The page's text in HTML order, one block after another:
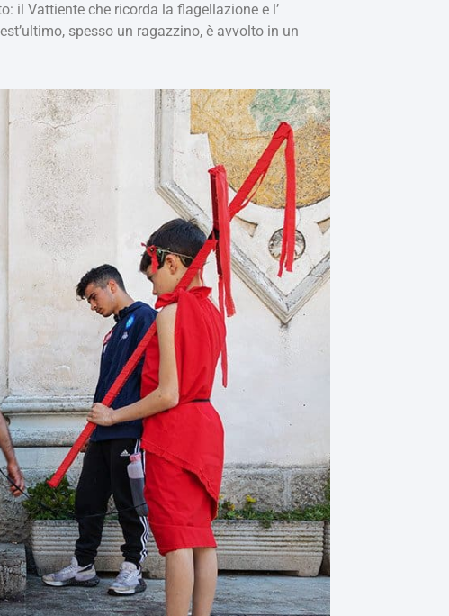
il Vattiente che ricorda la flagellazione e l’
spesso un ragazzino, è avvolto in un